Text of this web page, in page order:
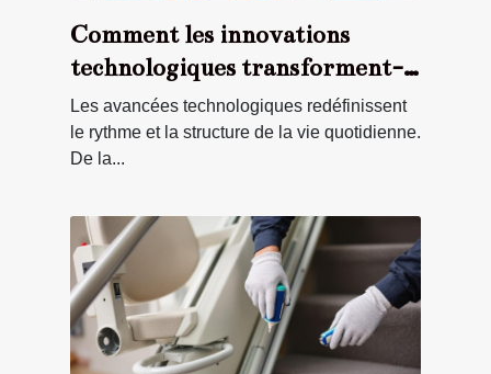
Comment les innovations
technologiques transforment-
elles notre quotidien ?
Les avancées technologiques redéfinissent
le rythme et la structure de la vie quotidienne.
De la...